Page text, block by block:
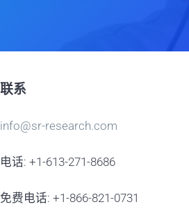
联系
info@sr-research.com
电话: +1-613-271-8686
免费电话: +1-866-821-0731